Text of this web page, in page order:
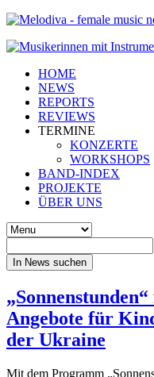
HOME
NEWS
REPORTS
REVIEWS
TERMINE
KONZERTE
WORKSHOPS
BAND-INDEX
PROJEKTE
ÜBER UNS
In News suchen
Angebote für
der Ukraine
Mit dem Programm